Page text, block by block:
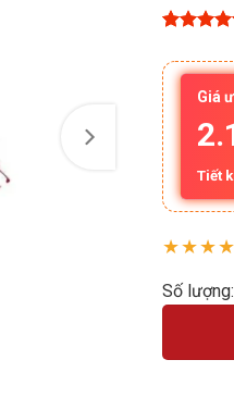
dựa trên
đánh giá
Giá
Tiết
Dây cáp